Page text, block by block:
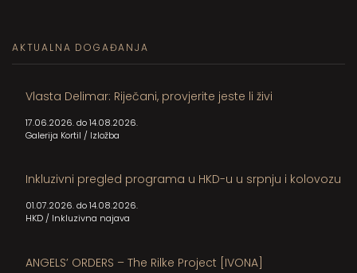
AKTUALNA DOGAĐANJA
Vlasta Delimar: Riječani, provjerite jeste li živi
17.06.2026. do 14.08.2026.
Galerija Kortil / Izložba
Inkluzivni pregled programa u HKD-u u srpnju i kolovozu
01.07.2026. do 14.08.2026.
HKD/ Inkluzivna najava
ANGELS’ ORDERS – The Rilke Project [IVONA]